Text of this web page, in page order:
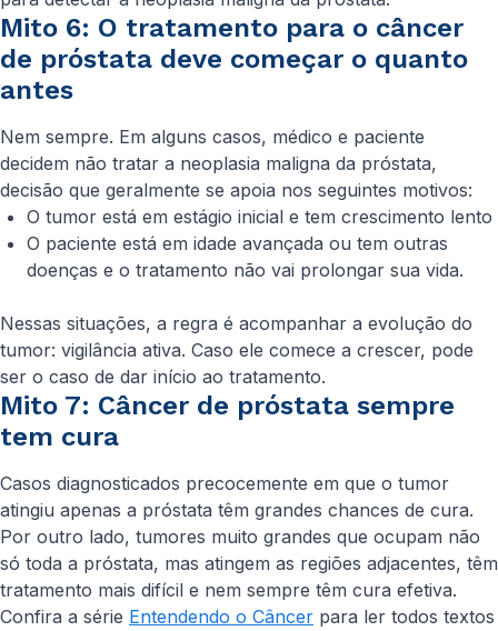
Mito 6: O tratamento para o câncer
de próstata deve começar o quanto
antes
Nem sempre. Em alguns casos, médico e paciente
decidem não tratar a neoplasia maligna da próstata,
decisão que geralmente se apoia nos seguintes motivos:
O tumor está em estágio inicial e tem crescimento lento
O paciente está em idade avançada ou tem outras
doenças e o tratamento não vai prolongar sua vida.
Nessas situações, a regra é acompanhar a evolução do
tumor: vigilância ativa. Caso ele comece a crescer, pode
ser o caso de dar início ao tratamento.
Mito 7: Câncer de próstata sempre
tem cura
Casos diagnosticados precocemente em que o tumor
atingiu apenas a próstata têm grandes chances de cura.
Por outro lado, tumores muito grandes que ocupam não
só toda a próstata, mas atingem as regiões adjacentes, têm
tratamento mais difícil e nem sempre têm cura efetiva.
Confira a série Entendendo o Câncer para ler todos textos